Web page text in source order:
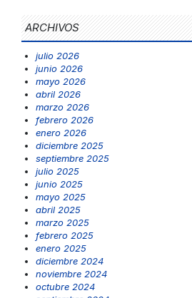
ARCHIVOS
julio 2026
junio 2026
mayo 2026
abril 2026
marzo 2026
febrero 2026
enero 2026
diciembre 2025
septiembre 2025
julio 2025
junio 2025
mayo 2025
abril 2025
marzo 2025
febrero 2025
enero 2025
diciembre 2024
noviembre 2024
octubre 2024